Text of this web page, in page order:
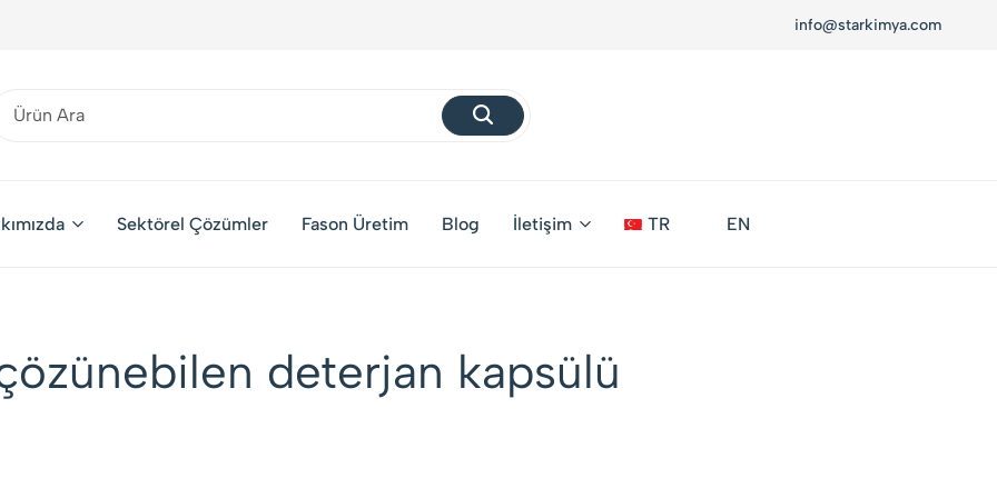
info@starkimya.com
Sektörel Çözümler Fason Üretim Blog İletişim TR EN
deterjan kapsülü